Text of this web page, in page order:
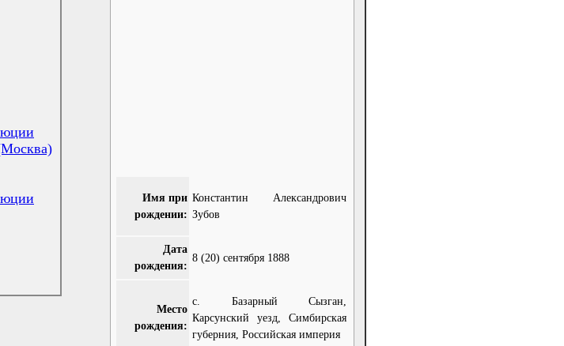
Имя при
рождении:
Константин Александрович
Зубов
Дата
рождения:
8 (20) сентября 1888
Место
рождения:
с. Базарный Сызган,
Карсунский уезд, Симбирская
губерния, Российская империя